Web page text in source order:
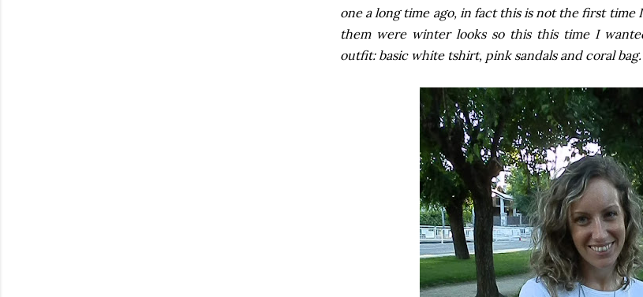
one a long time ago, in fact this is not the first
them were winter looks so this this time I
outfit: basic white tshirt, pink sandals and coral bag.